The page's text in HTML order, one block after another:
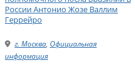
России Антонио Жозе Валлим
Геррейро
г. Москва, Официальная
информация